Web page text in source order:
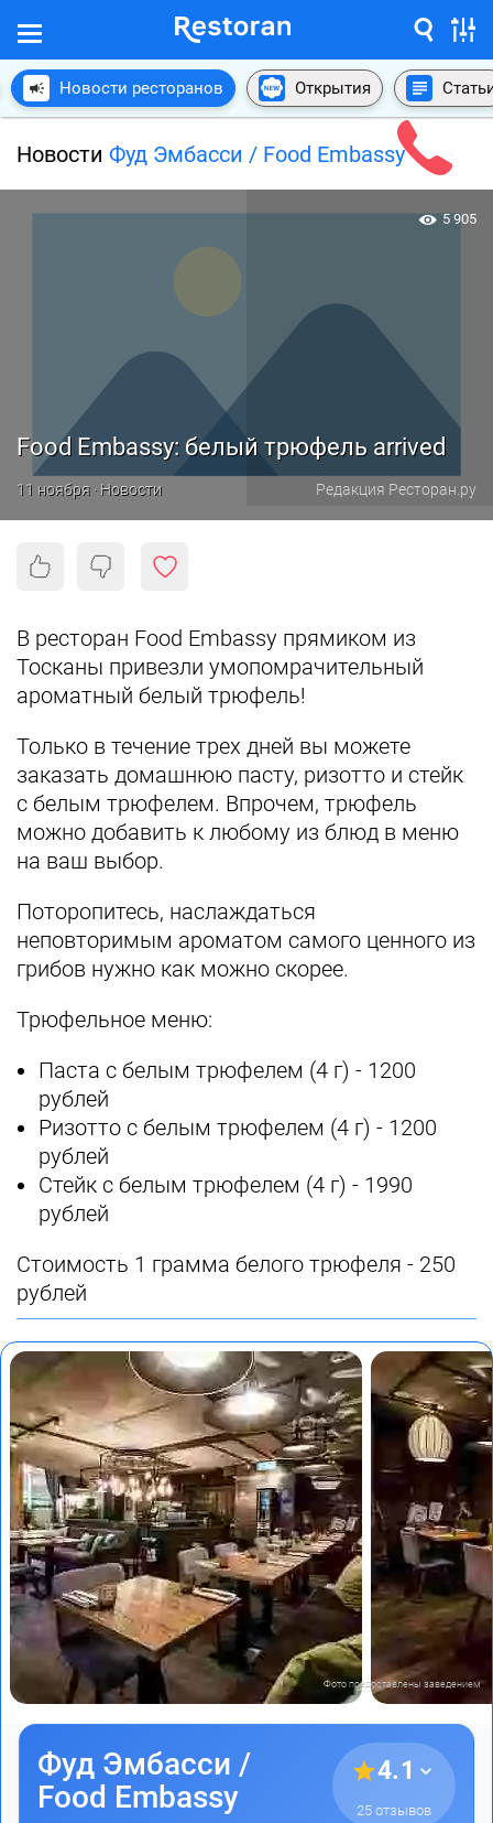
Новости ресторанов Открытия
Новости Фуд Эмбасси / Food Embassy
Food Embassy: белый трюфель arrived
11 ноября · Новости Редакция Ресторан.ру
5 905
В ресторан Food Embassy прямиком из
Тосканы привезли умопомрачительный
ароматный белый трюфель!
Только в течение трех дней вы можете
заказать домашнюю пасту, ризотто и стейк
с белым трюфелем. Впрочем, трюфель
можно добавить к любому из блюд в меню
на ваш выбор.
Поторопитесь, наслаждаться
неповторимым ароматом самого ценного из
грибов нужно как можно скорее.
Трюфельное меню:
Паста с белым трюфелем (4 г) - 1200
рублей
Ризотто с белым трюфелем (4 г) - 1200
рублей
Стейк с белым трюфелем (4 г) - 1990
рублей
Стоимость 1 грамма белого трюфеля - 250
рублей
Фото предоставлены заведением
Фуд Эмбасси /
Food Embassy
4.1
25 отзывов